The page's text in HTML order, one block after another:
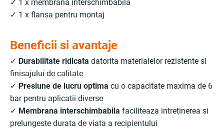
✓ 1 x membrana interschimbabila
✓ 1 x flansa pentru montaj
Beneficii si avantaje
✓ Durabilitate ridicata datorita materialelor rezistente si
finisajului de calitate
✓ Presiune de lucru optima cu o capacitate maxima de 6
bar pentru aplicatii diverse
✓ Membrana interschimbabila faciliteaza intretinerea si
prelungeste durata de viata a recipientului